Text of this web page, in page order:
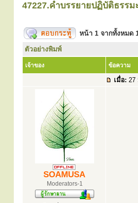
47227.คำบรรยายปฏิบัติธรร
หน้า 1 จากทั้งหมด
ตัวอย่างพิมพ์
เจ้าของ ข้อความ
เมื่อ: 27
SOAMUSA
Moderators-1